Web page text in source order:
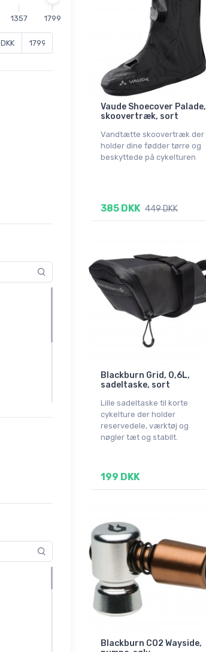
1357 1799
DKK
Vaude Shoecover Palade,
skoovertræk, sort
Vandtætte skoovertræk der
holder dine fødder tørre og
beskyttede på cykelturen
385 DKK 449 DKK
Blackburn Grid, 0,6L,
sadeltaske, sort
Lille sadeltaske til korte
cykelture der holder
reservedele, værktøj og
nøgler tæt og stabilt.
199 DKK
Blackburn CO2 Wayside,